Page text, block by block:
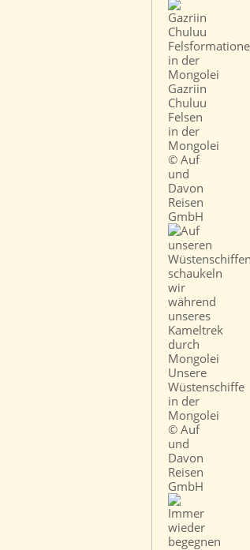
Gazriin
Chuluu
Felsen
in der
Mongolei
© Auf
und
Davon
Reisen
GmbH
Unsere
Wüstenschiffe
in der
Mongolei
© Auf
und
Davon
Reisen
GmbH